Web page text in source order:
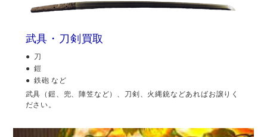
武具・刀剣買取
刀
鎧
鉄砲 など
武具（鎧、兜、陣笠など）、刀剣、火縄銃などあればお譲りく
ださい。